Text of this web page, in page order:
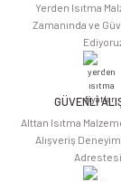
Ürün
Ürün
Ürün fiyatı
Bu ürüne
Yerden Isıtma
Zamanında ve
GÜVENLİ
Alttan Isıtma
Alışveriş